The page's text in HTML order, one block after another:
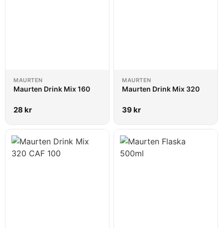
MAURTEN
Maurten Drink Mix 160
28 kr
MAURTEN
Maurten Drink Mix 320
39kr